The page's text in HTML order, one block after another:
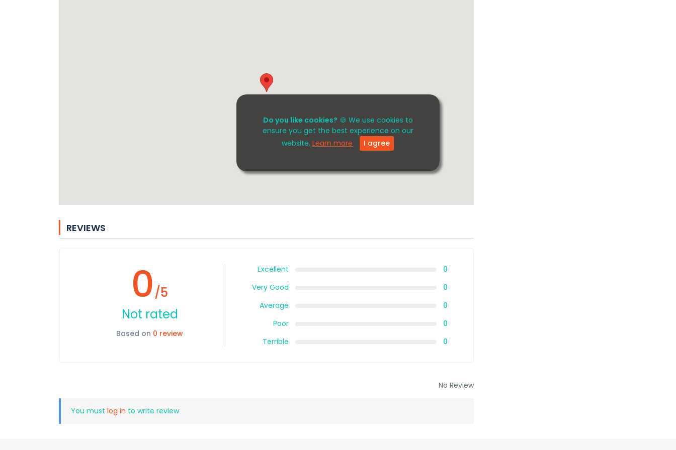
Do you like cookies? 🍪 We use cookies to
ensure you get the best experience on our
website.Learn more I agree
REVIEWS
0/5
Not rated
Based on 0 review
Excellent
0
Very Good
0
Average
0
Poor
0
Terrible
0
No Review
You must log in to write review